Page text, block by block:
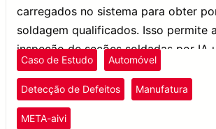
carregados no sistema para obter
soldagem qualificados. Isso permite a
inspeção de seções soldadas por IA
óculos AR ou um tablet para
rapidamente soldas defeituosas.
Caso de Estudo Automóvel
Detecção de Defeitos Manufatura
META-aivi